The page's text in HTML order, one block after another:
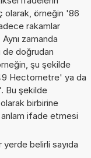
olarak, örneğin '86
rakamlar
zamanda
de doğrudan
şu şekilde
Hectometre' ya da
Bu şekilde
birbirine
ifade etmesi
yerde belirli sayıda